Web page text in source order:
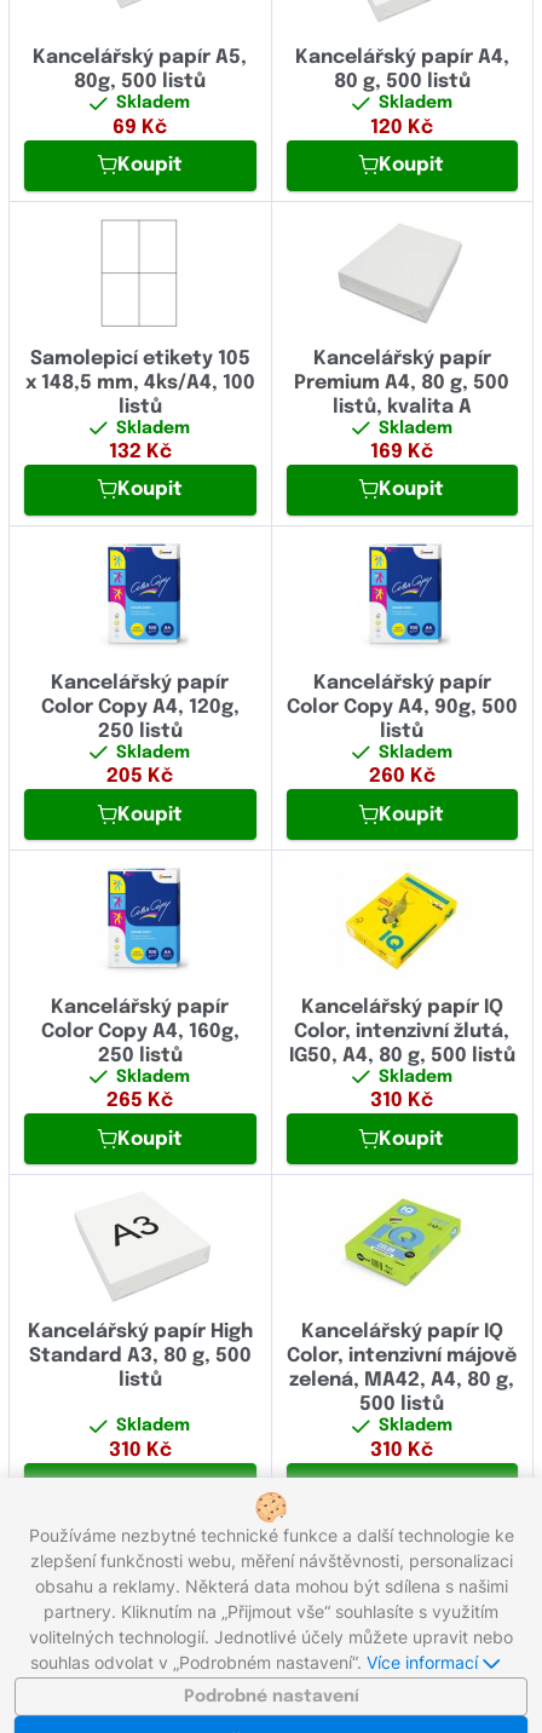
Kancelářský papír A5,
80g, 500 listů
Skladem
69 Kč
Koupit
Kancelářský papír A4,
80 g, 500 listů
Skladem
120 Kč
Koupit
Samolepicí etikety 105
x 148,5 mm, 4ks/A4, 100
listů
Skladem
132 Kč
Koupit
Kancelářský papír
Premium A4, 80 g, 500
listů, kvalita A
Skladem
169 Kč
Koupit
Kancelářský papír
Color Copy A4, 120g,
250 listů
Skladem
205 Kč
Koupit
Kancelářský papír
Color Copy A4, 90g, 500
listů
Skladem
260 Kč
Koupit
Kancelářský papír
Color Copy A4, 160g,
250 listů
Skladem
265 Kč
Koupit
Kancelářský papír IQ
Color, intenzivní žlutá,
IG50, A4, 80 g, 500 listů
Skladem
310 Kč
Koupit
Kancelářský papír High
Standard A3, 80 g, 500
listů
Skladem
310 Kč
Kancelářský papír IQ
Color, intenzivní májově
zelená, MA42, A4, 80 g,
500 listů
Skladem
310 Kč
Celkem 12 produktů
Zavolejte nám zdarma: 800 203 100
Pracovní dny 8:00 - 17:00
Napište nám:info@gigaprint.cz©2026 gigaprint.cz
Používáme nezbytné technické funkce a další technologie ke
zlepšení funkčnosti webu, měření návštěvnosti, personalizaci
obsahu a reklamy. Některá data mohou být sdílena s našimi
partnery. Kliknutím na „Přijmout vše“ souhlasíte s využitím
volitelných technologií. Jednotlivé účely můžete upravit nebo
souhlas odvolat v „Podrobném nastavení“. Více informací
Podrobné nastavení